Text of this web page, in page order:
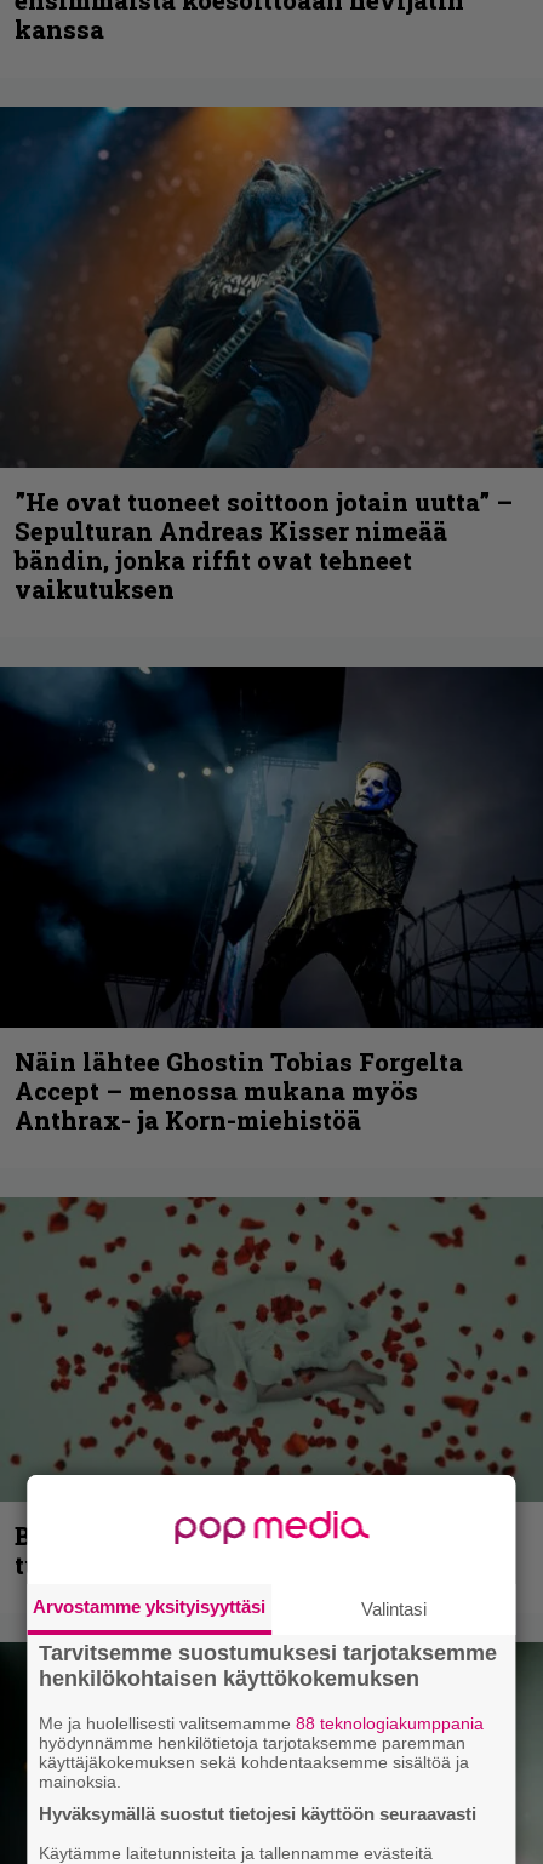
kanssa
”He ovat tuoneet soittoon jotain uutta” –
Sepulturan Andreas Kisser nimeää
bändin, jonka riffit ovat tehneet
vaikutuksen
Näin lähtee Ghostin Tobias Forgelta
Accept – menossa mukana myös
Anthrax- ja Korn-miehistöä
Blind Channel palaa rytinällä –
tuplasingle videoineen julki
Arvostamme yksityisyyttäsi Valintasi
Tarvitsemme suostumuksesi tarjotaksemme
henkilökohtaisen käyttökokemuksen
Me ja huolellisesti valitsemamme88 teknologiakumppania
hyödynnämme henkilötietoja tarjotaksemme paremman
käyttäjäkokemuksen sekä kohdentaaksemme sisältöä ja
mainoksia.
Hyväksymällä suostut tietojesi käyttöön seuraavasti
Käytämme laitetunnisteita ja tallennamme evästeitä